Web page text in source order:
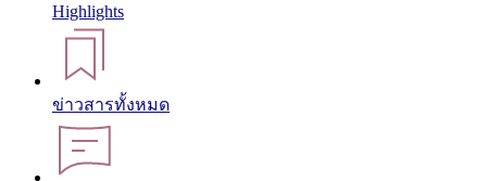
Highlights
ข่าวสารทั้งหมด